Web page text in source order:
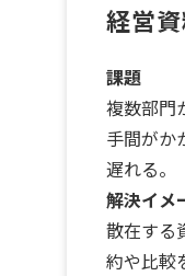
経営
課題
複数部門
手間がか
遅れる。
解決イメ
散在する
約や比較